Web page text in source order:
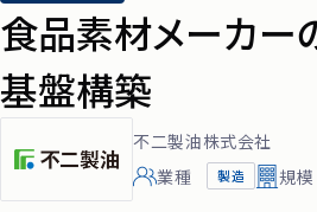
食品素材メーカー
基盤構築
不二製油株式会社
業種
製造 規模